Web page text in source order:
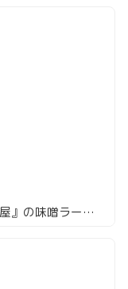
ラスベガスで味わう日本の一杯！『刀屋』の味噌ラーメンを食べてみた